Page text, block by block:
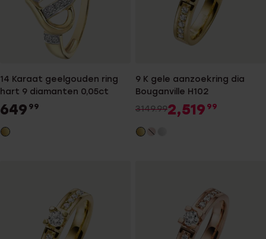
14 Karaat geelgouden ring
hart 9 diamanten 0,05ct
649 99
9 K gele aanzoekring dia
Bouganville H102
3149.992,519 99